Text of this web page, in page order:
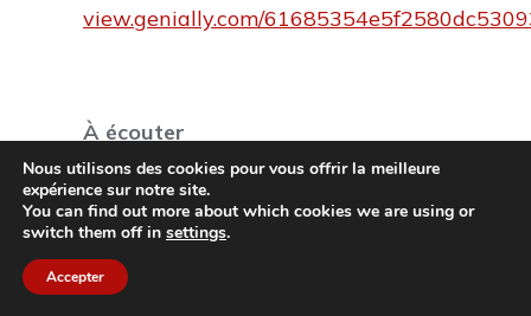
view.genially.com/
À écouter
Culture monde, France culture :
radiofrance.fr/franceculture/podcasts/
monde/violencessexuelles-l-omerta-
enfin-brisee-9664621
Nous utilisons des cookies pour vous offrir la meilleure
expérience sur notre site.
You can find out more about which cookies we are using or
switch them off in settings.
Accepter